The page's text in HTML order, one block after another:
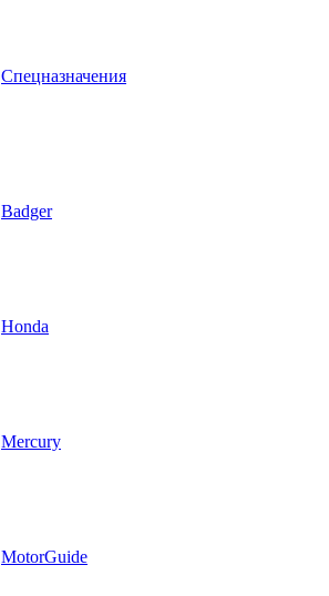
Спецназначения
Badger
Honda
Mercury
MotorGuide